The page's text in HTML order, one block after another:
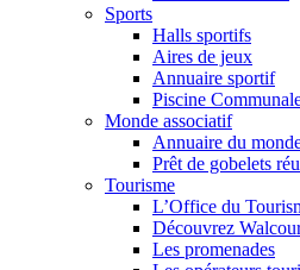
Sports
Halls sportifs
Aires de jeux
Annuaire sportif
Piscine
Monde associatif
Annuaire du
Prêt de gobelets
Tourisme
L’Office du
Découvrez
Les promenades